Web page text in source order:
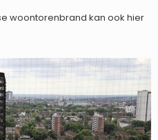
woontorenbrand kan ook hier